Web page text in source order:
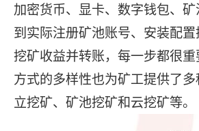
加密货币、显卡、数字钱包、矿
到实际注册矿池账号、安装配
挖矿收益并转账，每一步都很
方式的多样性也为矿工提供了
立挖矿、矿池挖矿和云挖矿等。